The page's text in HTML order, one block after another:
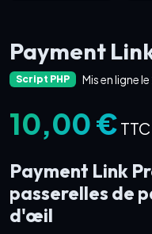
Payment
Script PHP Mis en ligne
10,00 € TTC
Payment Link
passerelles de
d'œil